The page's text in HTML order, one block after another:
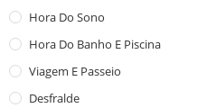
Hora Do Sono
Hora Do Banho E Piscina
Viagem E Passeio
Desfralde